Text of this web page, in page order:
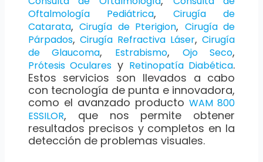
Oftalmología Pediátrica,Cirugía de
Catarata,Cirugía de Pterigion, Cirugía de
Párpados,Cirugía Refractiva Láser,Cirugía
de Glaucoma, Estrabismo, Ojo Seco,
Prótesis Oculares y Retinopatía Diabética.
Estos servicios son llevados a cabo
con tecnología de punta e innovadora,
como el avanzado productoWAM 800
ESSILOR, que nos permite obtener
resultados precisos y completos en la
detección de problemas visuales.